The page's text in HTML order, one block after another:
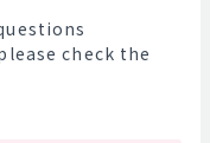
check the